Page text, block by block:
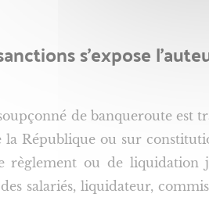
s’expose
de banqueroute est
République ou sur
règlement ou de liquidation
salariés, liquidateur,